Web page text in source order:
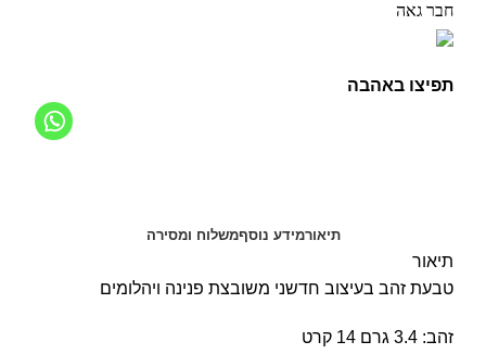
חבר גאה
תפיצו באהבה
תיאורמידע נוסףמשלוח ומסירה
תיאור
טבעת זהב בעיצוב חדשני משובצת פנינה ויהלומים
זהב: 3.4 גרם 14 קרט